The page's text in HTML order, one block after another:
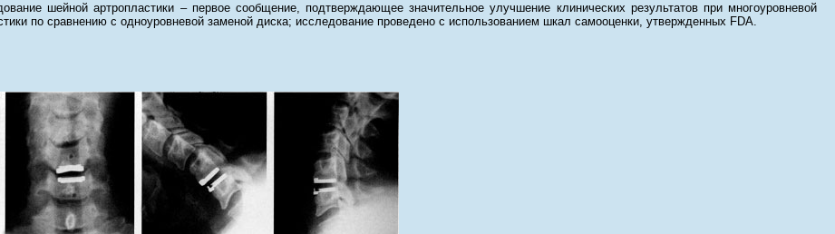
шейной артропластики – первое сообщение, подтверждающее значительное улучшение клинических результатов при многоуровневой
по сравнению с одноуровневой заменой диска; исследование проведено с использованием шкал самооценки, утвержденных FDA.